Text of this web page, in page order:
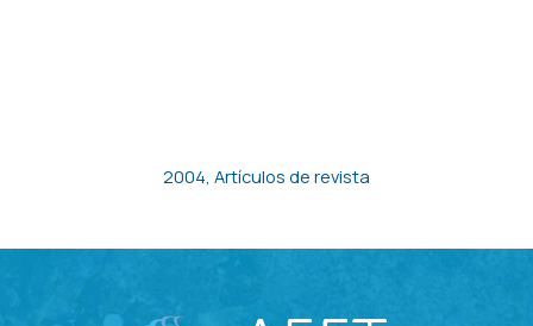
2004 Artículos de revista